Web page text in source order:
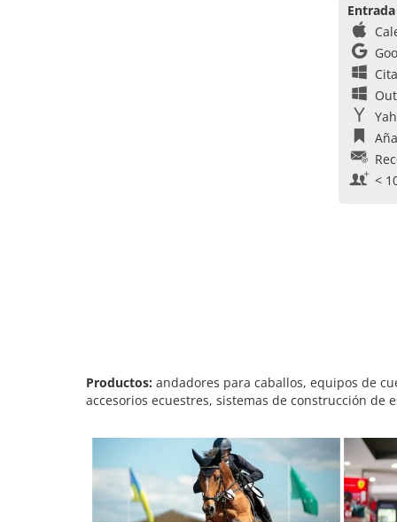
<
Productos: andadores para caballos, equipos de
accesorios ecuestres, sistemas de construcción